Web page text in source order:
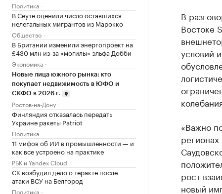
Политика
В Сеуте оценили число оставшихся
нелегальных мигрантов из Марокко
Общество
В Британии изменили энергопроект на
£430 млн из-за «могилы» эльфа Добби
Экономика
Новые лица южного рынка: кто
покупает недвижимость в ЮФО и
СКФО в 2026 г.
Ростов-на-Дону
Финляндия отказалась передать
Украине ракеты Patriot
Политика
11 мифов об ИИ в промышленности — и
как все устроено на практике
РБК и Yandex Cloud
СК возбудил дело о теракте после
атаки ВСУ на Белгород
Политика
В
Востоке
условий
«Важно
рост
новый